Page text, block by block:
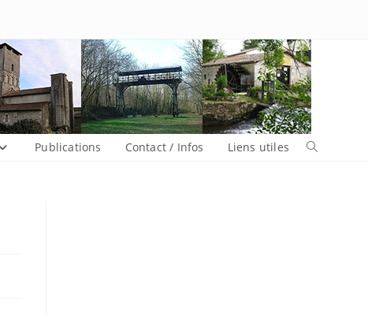
Publications Contact / Infos Liens utiles